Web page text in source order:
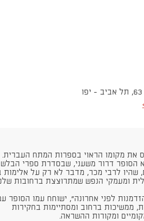
את מקומו הראוי בספרות המתח העברית.
הסופר דרור משעני, שבסדרת ספרי הבלש
שהיו לרבי מכר, מדבר לא רק על אלימות
ומעמקי הנפש שמתרוצצת ברחובות
לפני אחרונה", ישוחח עמו הסופר
ממשיכות ברחוב ומסתיימות בחקירות
ומקורות ההשראה.